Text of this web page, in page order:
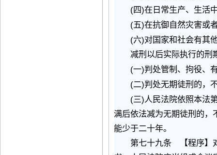
(四)在日常生产、生活
(五)在抗御自然灾害或
(六)对国家和社会有其
减刑以后实际执行的刑
(一)判处管制、拘役、
(二)判处无期徒刑的，
(三)人民法院依照本法
满后依法减为无期徒刑的，
能少于二十年。
第七十九条 【程序】对